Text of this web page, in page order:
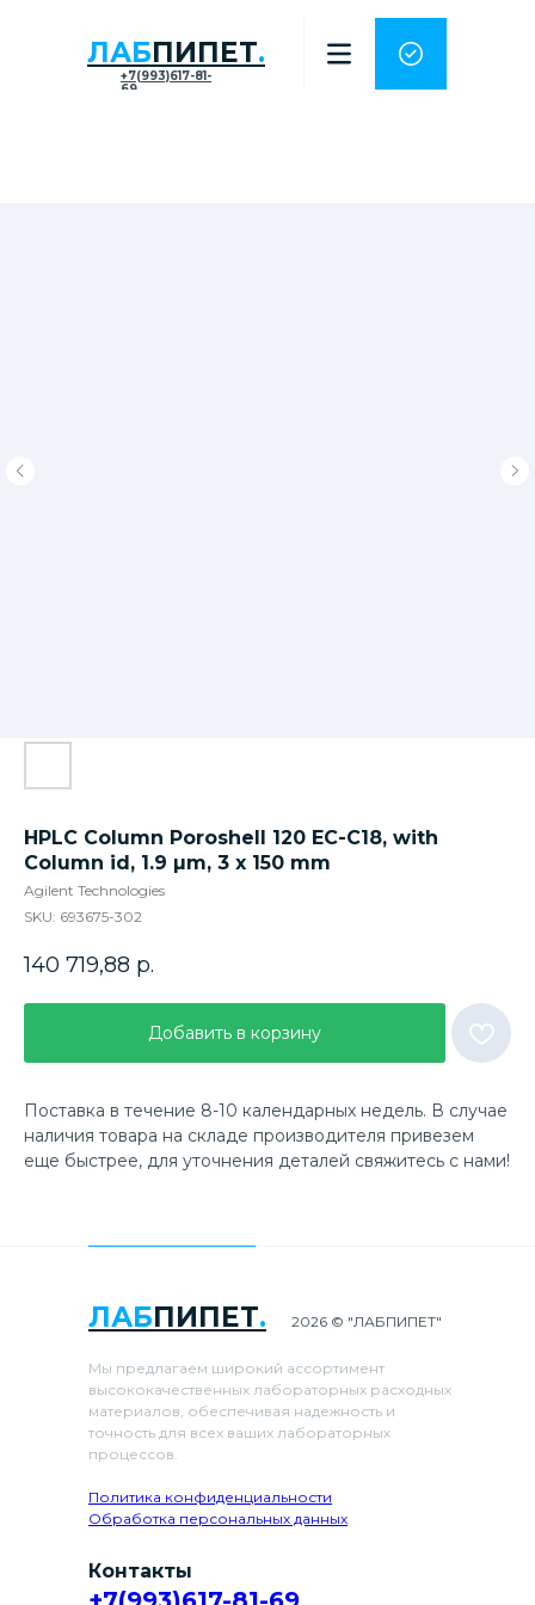
ЛАБПИПЕТ.
+7(993)617-81-
69
HPLC Column Poroshell 120 EC-C18, with
Column id, 1.9 µm, 3 x 150 mm
Agilent Technologies
SKU: 693675-302
140 719,88 р.
Добавить в корзину
Поставка в течение 8-10 календарных недель. В случае
наличия товара на складе производителя привезем
еще быстрее, для уточнения деталей свяжитесь с нами!
ЛАБПИПЕТ.
Мы предлагаем широкий ассортимент
высококачественных лабораторных расходных
материалов, обеспечивая надежность и
точность для всех ваших лабораторных
процессов.
Политика конфиденциальности
Обработка персональных данных
2026 © "ЛАБПИПЕТ"
Контакты